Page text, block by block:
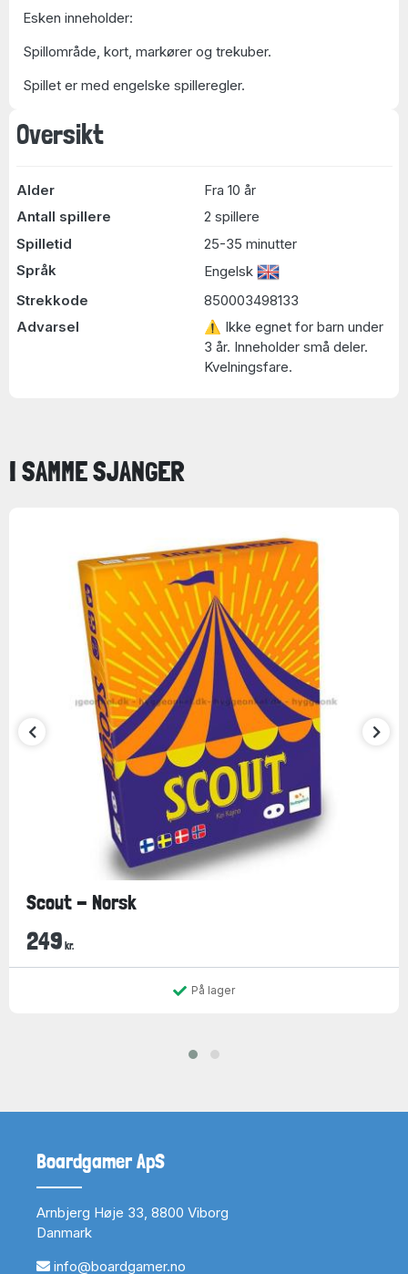
Oversikt
Alder
Fra 10 år
Antall spillere
2 spillere
Spilletid
25-35 minutter
Språk
Engelsk
Strekkode
850003498133
Advarsel
⚠ Ikke egnet for barn under
3 år. Inneholder små deler.
Kvelningsfare.
Esken inneholder:
Spillområde, kort, markører og trekuber.
Spillet er med engelske spilleregler.
I SAMME SJANGER
Scout - Norsk
249 kr.
På lager
Boardgamer ApS
Arnbjerg Høje 33, 8800 Viborg
Danmark
info@boardgamer.no